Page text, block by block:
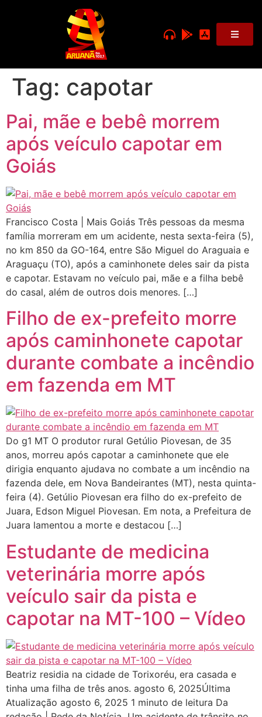
Tag: capotar
Pai, mãe e bebê morrem
após veículo capotar em
Goiás
Francisco Costa | Mais Goiás Três pessoas da mesma
família morreram em um acidente, nesta sexta-feira (5),
no km 850 da GO-164, entre São Miguel do Araguaia e
Araguaçu (TO), após a caminhonete deles sair da pista
e capotar. Estavam no veículo pai, mãe e a filha bebê
do casal, além de outros dois menores. […]
Filho de ex-prefeito morre
após caminhonete capotar
durante combate a incêndio
em fazenda em MT
Do g1 MT O produtor rural Getúlio Piovesan, de 35
anos, morreu após capotar a caminhonete que ele
dirigia enquanto ajudava no combate a um incêndio na
fazenda dele, em Nova Bandeirantes (MT), nesta quinta-
feira (4). Getúlio Piovesan era filho do ex-prefeito de
Juara, Edson Miguel Piovesan. Em nota, a Prefeitura de
Juara lamentou a morte e destacou […]
Estudante de medicina
veterinária morre após
veículo sair da pista e
capotar na MT-100 – Vídeo
Beatriz residia na cidade de Torixoréu, era casada e
tinha uma filha de três anos. agosto 6, 2025Última
Atualização agosto 6, 2025 1 minuto de leitura Da